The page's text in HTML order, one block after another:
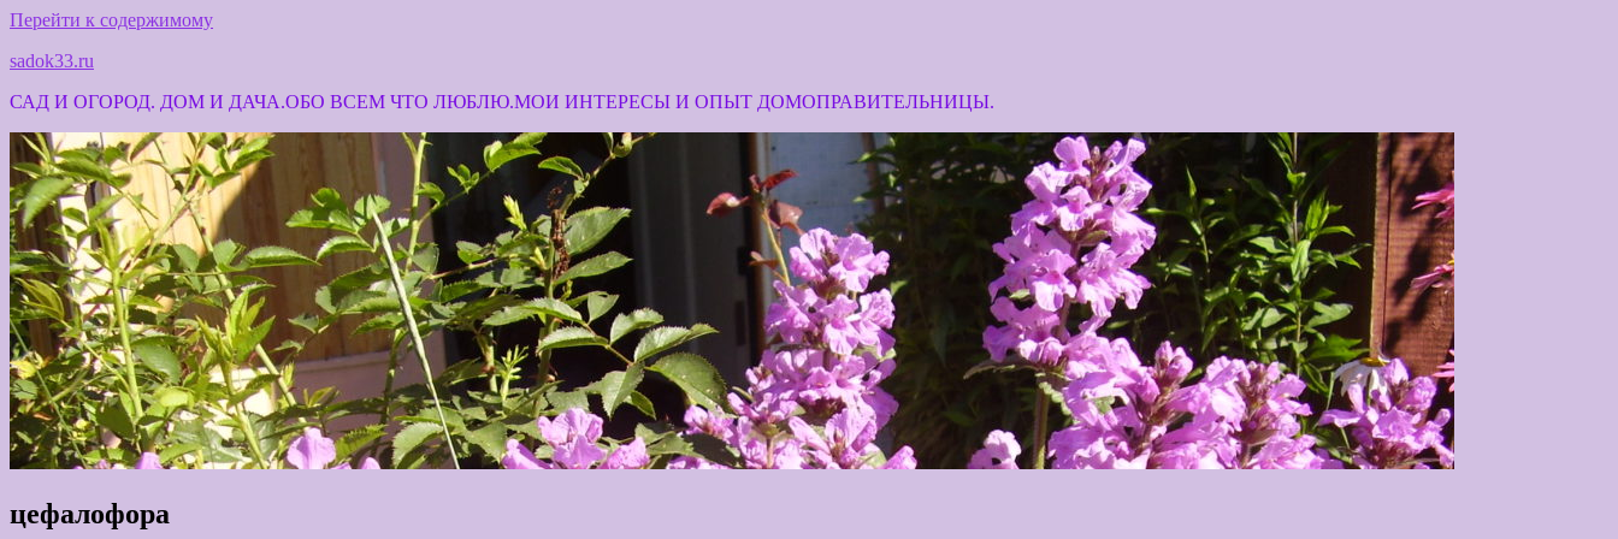
Перейти к содержимому
sadok33.ru
САД И ОГОРОД. ДОМ И ДАЧА.ОБО ВСЕМ ЧТО ЛЮБЛЮ.МОИ ИНТЕРЕСЫ И ОПЫТ ДОМОПРАВИТЕЛЬНИЦЫ.
цефалофора